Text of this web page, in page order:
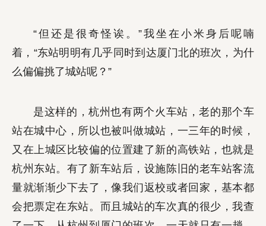
“但还是很奇怪诶。”我坐在小米身后呢喃
着，“东站明明有几乎同时到达厦门北的班次，为什
么偏偏挑了城站呢？”
是这样的，杭州也有两个火车站，老的那个车
站在城中心，所以也被叫做城站，一三年的时候，
又在上城区比较偏的位置建了新的高铁站，也就是
杭州东站。有了新车站后，设施陈旧的老车站客流
量就渐渐少下去了，像我们返校或者回家，基本都
会把票定在东站。而且城站的车次真的很少，我查